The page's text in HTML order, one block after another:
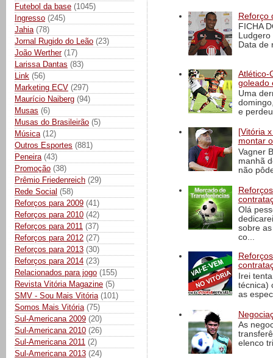
Futebol da base (1045)
Ingresso (245)
Jahia (78)
Jornal Rugido do Leão (23)
João Werther (17)
Larissa Dantas (83)
Link (56)
Marketing ECV (297)
Maurício Naiberg (94)
Musas (6)
Musas do Brasileirão (5)
Música (12)
Outros Esportes (881)
Peneira (43)
Promoção (38)
Prêmio Friedenreich (29)
Rede Social (58)
Reforços para 2009 (41)
Reforços para 2010 (42)
Reforços para 2011 (37)
Reforços para 2012 (27)
Reforços para 2013 (30)
Reforços para 2014 (23)
Relacionados para jogo (155)
Revista Vitória Magazine (5)
SMV - Sou Mais Vitória (101)
Somos Mais Vitória (75)
Sul-Americana 2009 (20)
Sul-Americana 2010 (26)
Sul-Americana 2011 (2)
Sul-Americana 2013 (24)
Reforço
FICHA
Data de
Atlético-
goleado
Uma
e
[Vitória
montar
Vagner
manhã
não
Olá
sobre
co...
Irei
técnica)
as
As
elenco